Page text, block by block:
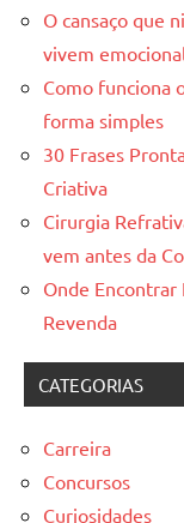
O cansaço que
vivem
Como funciona
forma simples
30 Frases
Criativa
Cirurgia
vem antes da
Onde
Revenda
CATEGORIAS
Carreira
Concursos
Curiosidades